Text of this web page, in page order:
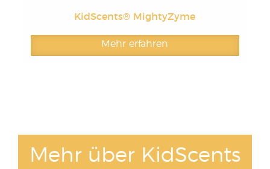
KidScents® MightyZyme
Mehr erfahren
Mehr über KidScents